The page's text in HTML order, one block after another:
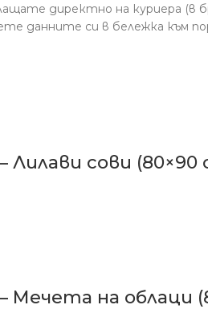
директно на куриера (в
данните си в бележка към
сови (80×90
Мечета на облаци